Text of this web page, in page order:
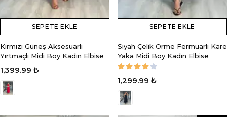
SEPETE EKLE
Kırmızı Güneş Aksesuarlı
Yırtmaçlı Midi Boy Kadın Elbise
1,399.99 ₺
SEPETE EKLE
Siyah Çelik Örme Fermuarlı Kare
Yaka Midi Boy Kadın Elbise
1,299.99 ₺